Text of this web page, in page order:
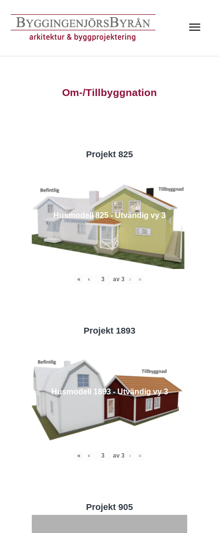
innehåll
Om-/Tillbyggnation
Projekt 825
Husmodell 825 - Utvändig vy 3
« ‹ av 3 › »
Projekt 1893
Husmodell 1893 - Utvändig vy 3
« ‹ av 3 › »
Projekt 905